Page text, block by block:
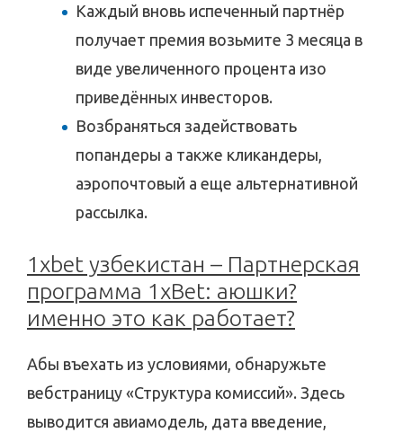
Каждый вновь испеченный партнёр
получает премия возьмите 3 месяца в
виде увеличенного процента изо
приведённых инвесторов.
Возбраняться задействовать
попандеры а также кликандеры,
аэропочтовый а еще альтернативной
рассылка.
1xbet узбекистан – Партнерская
программа 1xBet: аюшки?
именно это как работает?
Абы въехать из условиями, обнаружьте
вебстраницу «Структура комиссий». Здесь
выводится авиамодель, дата введение,